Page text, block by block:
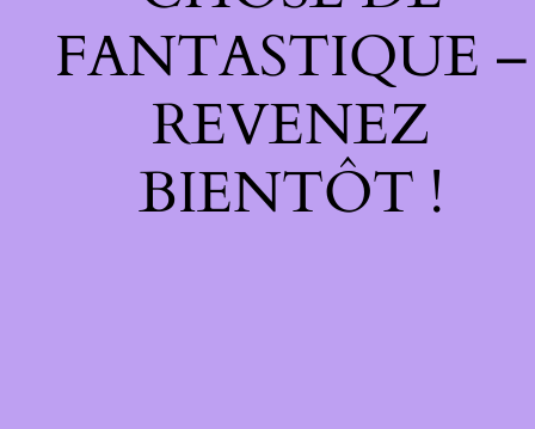
FANTASTIQUE –
REVENEZ
BIENTÔT !